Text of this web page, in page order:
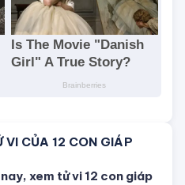
VI CỦA 12 CON GIÁP